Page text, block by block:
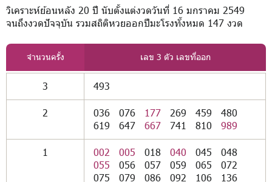
วิเคราะห์ย้อนหลัง 20 ปี นับตั้งแต่งวดวันที่ 16 มกราคม 2549
จนถึงงวดปัจจุบัน รวมสถิติหวยออกปีมะโรงทั้งหมด 147 งวด
จำนวนครั้ง เลข 3 ตัว เลขที่ออก
3 493
2 036 076 177 269 459
480
619
647 667 741 810 989
1 002 005 018 040 045
048
055
056 057 059 065
072
075
079 086 092 106
136